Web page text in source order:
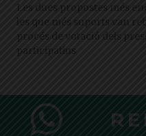
Les dues propostes més
les que més suports van
procés de votació dels
participatius